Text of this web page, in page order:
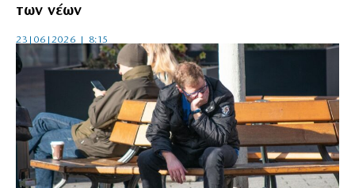
των νέων
23|06|2026 | 8:15